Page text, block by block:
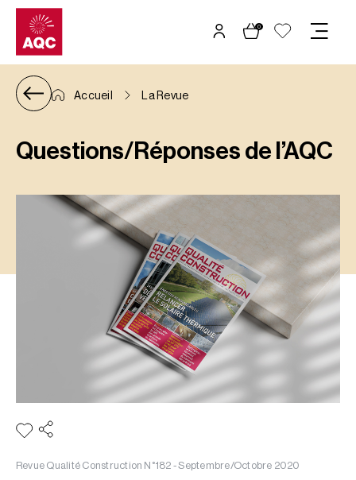
Panneau de gestion des cookies
0
Accueil La Revue
Questions/Réponses de l’AQC
Revue Qualité Construction N°182 - Septembre/Octobre 2020